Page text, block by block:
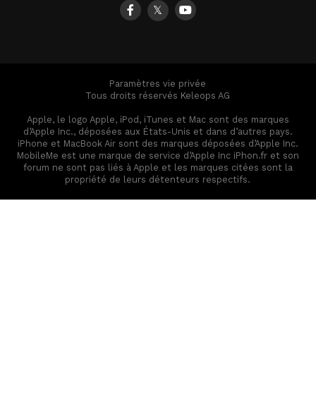
𝕏
Paramètres vie privée
Tous droits réservés Keleops AG
Apple, le logo Apple, iPod, iTunes et Mac sont des marques
d’Apple Inc., déposées aux États-Unis et dans d’autres pays.
iPhone et MacBook Air sont des marques déposées d’Apple Inc.
MobileMe est une marque de service d’Apple Inc iPhon.fr et son
forum ne sont pas liés à Apple et les marques citées sont la
propriété de leurs détenteurs respectifs.